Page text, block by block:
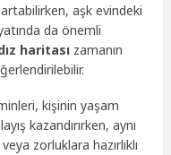
aşk evindeki
da önemli
haritası zamanın
kişinin yaşam
kazandırırken, aynı
zorluklara hazırlıklı